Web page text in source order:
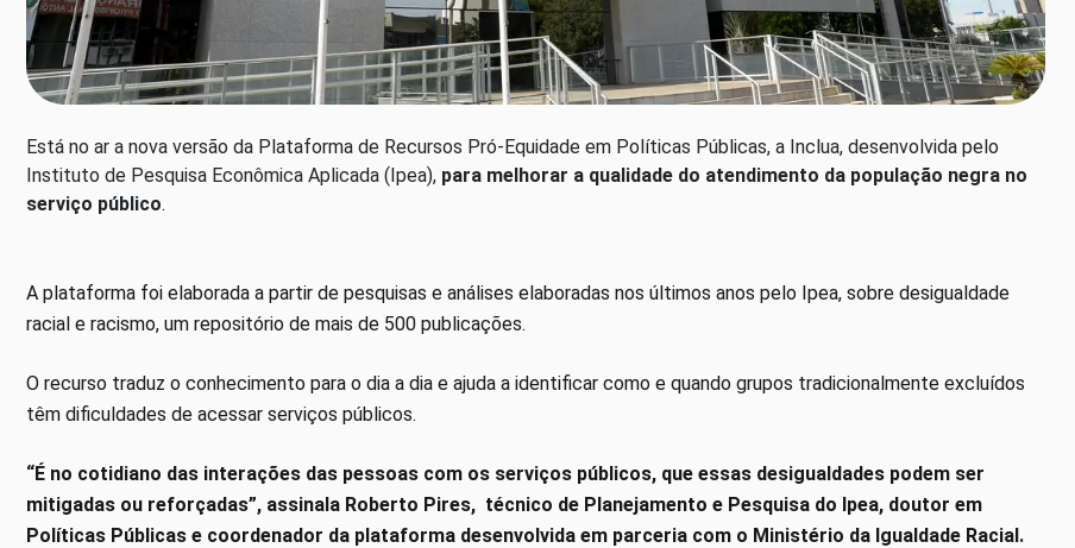
Está no ar a nova versão da Plataforma de Recursos Pró-Equidade em Políticas Públicas, a Inclua, desenvolvida pelo
Instituto de Pesquisa Econômica Aplicada (Ipea), para melhorar a qualidade do atendimento da população negra no
serviço público.
A plataforma foi elaborada a partir de pesquisas e análises elaboradas nos últimos anos pelo Ipea, sobre desigualdade
racial e racismo, um repositório de mais de 500 publicações.
O recurso traduz o conhecimento para o dia a dia e ajuda a identificar como e quando grupos tradicionalmente excluídos
têm dificuldades de acessar serviços públicos.
“É no cotidiano das interações das pessoas com os serviços públicos, que essas desigualdades podem ser
mitigadas ou reforçadas”, assinala Roberto Pires, técnico de Planejamento e Pesquisa do Ipea, doutor em
Políticas Públicas e coordenador da plataforma desenvolvida em parceria com o Ministério da Igualdade Racial.